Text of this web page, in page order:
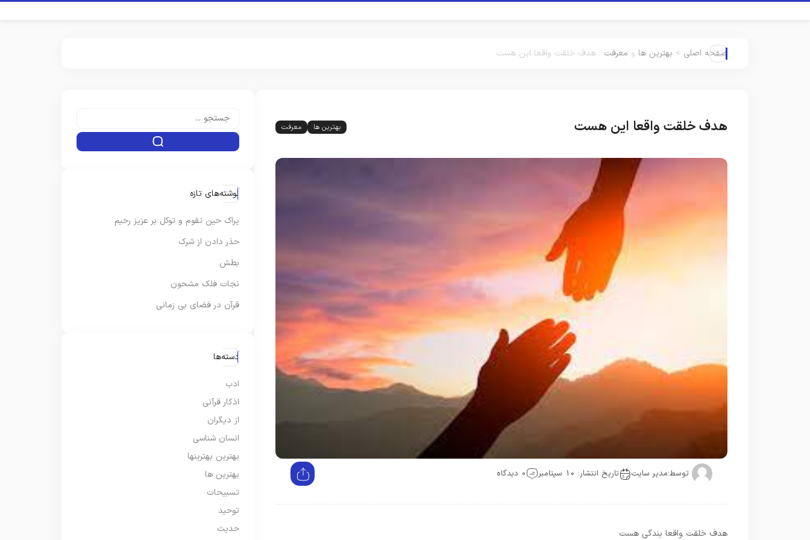
صفحه اصلی > بهترین ها و معرفت : هدف خلقت واقعا این هست
هدف خلقت واقعا این هست بهترین ها معرفت
توسط:مدیر سایت تاریخ انتشار: 10 سپتامبر 0 دیدگاه
هدف خلقت واقعا بندگی هست
نوشته‌های تازه
یراک حین تقوم و توکل بر عزیز رحیم
حذر دادن از شرک
بطش
نجات فلک مشحون
قرآن در فضای بی زمانی
دسته‌ها
ادب
اذکار قرآنی
از دیگران
انسان شناسی
بهترین بهترینها
بهترین ها
تسبیحات
توحید
حدیث